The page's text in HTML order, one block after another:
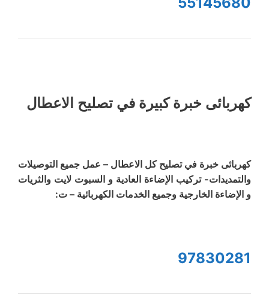
كهربائى خبرة كبيرة في تصليح الاعطال
كهربائى خبرة في تصليح كل الاعطال – عمل جميع التوصيلات
والتمديدات- تركيب الإضاءة العادية و السبوت لايت والثريات
و الإضاءة الخارجية وجميع الخدمات الكهربائية – ت:
97830281